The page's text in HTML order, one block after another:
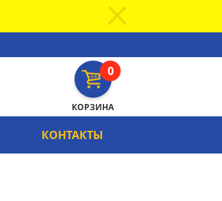
0
КОРЗИНА
КОНТАКТЫ